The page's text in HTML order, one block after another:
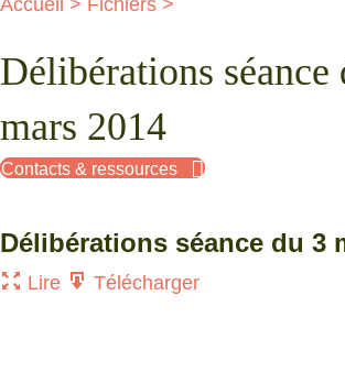
Accueil > Fichiers >
Délibérations séance
mars 2014
Contacts & ressources
Délibérations séance du 3
Lire Télécharger